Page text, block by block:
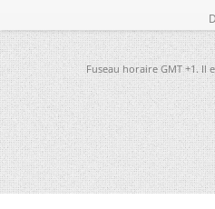
Fuseau horaire GMT +1. Il